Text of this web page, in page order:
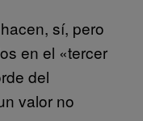
sí, pero
en el «tercer
del
valor no